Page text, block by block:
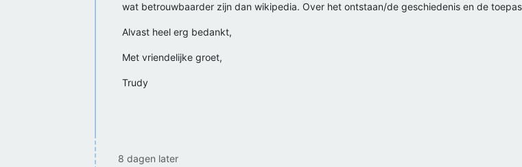
wat betrouwbaarder zijn dan wikipedia. Over het ontstaan/de geschiedenis en de
Alvast heel erg bedankt,
Met vriendelijke groet,
Trudy
8 dagen later